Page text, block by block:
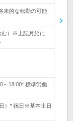
来的な転勤の可能
む）※上記月給に
～18:00* 標準労働
）* 祝日※基本土日